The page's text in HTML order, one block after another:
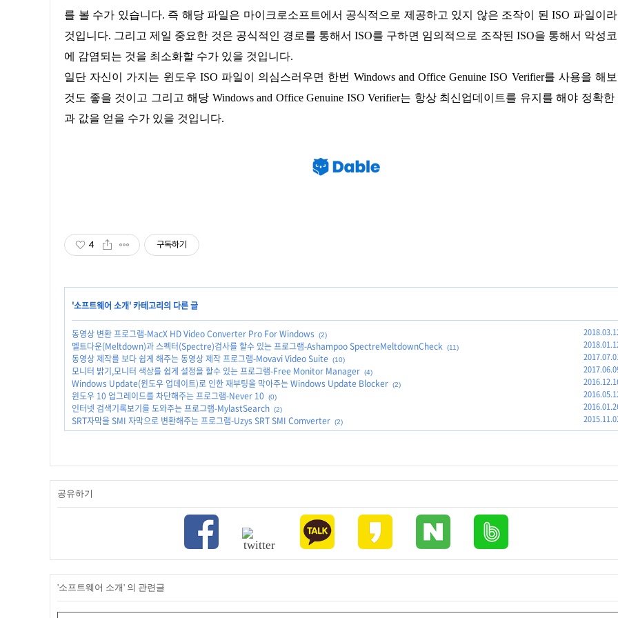
를 볼 수가 있습니다. 즉 해당 파일은 마이크로소프트에서 공식적으로 제공하고 있지 않은 조작이 된 ISO 파일이
것입니다. 그리고 제일 중요한 것은 공식적인 경로를 통해서 ISO를 구하면 임의적으로 조작된 ISO을 통해서 악성
에 감염되는 것을 최소화할 수가 있을 것입니다.
일단 자신이 가지는 윈도우 ISO 파일이 의심스러우면 한번 Windows and Office Genuine ISO Verifier를 사용을 해
것도 좋을 것이고 그리고 해당 Windows and Office Genuine ISO Verifier는 항상 최신업데이트를 유지를 해야 정확한
과 값을 얻을 수가 있을 것입니다.
4 구독하기
'소프트웨어 소개' 카테고리의 다른 글
동영상 변환 프로그램-MacX HD Video Converter Pro For Windows (2)
멜트다운(Meltdown)과 스펙터(Spectre)검사를 할수 있는 프로그램-Ashampoo SpectreMeltdownCheck (11)
동영상 제작를 보다 쉽게 해주는 동영상 제작 프로그램-Movavi Video Suite (10)
모니터 밝기,모니터 색상를 쉽게 설정을 할수 있는 프로그램-Free Monitor Manager (4)
Windows Update(윈도우 업데이트)로 인한 재부팅을 막아주는 Windows Update Blocker (2)
윈도우 10 업그레이드를 차단해주는 프로그램-Never 10 (0)
인터넷 검색기록보기를 도와주는 프로그램-MylastSearch (2)
SRT자막을 SMI 자막으로 변환해주는 프로그램-Uzys SRT SMI Comverter (2)
공유하기
'소프트웨어 소개' 의 관련글